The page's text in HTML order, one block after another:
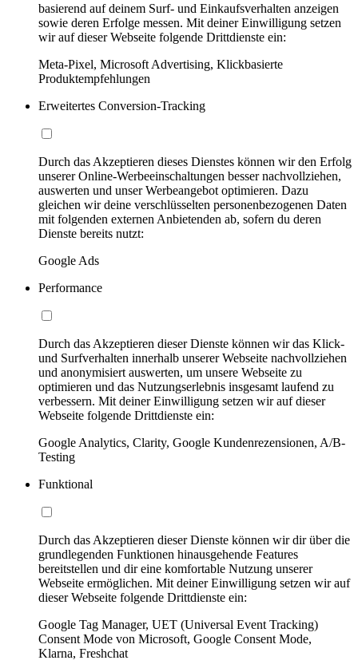
basierend auf deinem Surf- und Einkaufsverhalten anzeigen
sowie deren Erfolge messen. Mit deiner Einwilligung setzen
wir auf dieser Webseite folgende Drittdienste ein:
Meta-Pixel, Microsoft Advertising, Klickbasierte
Produktempfehlungen
Erweitertes Conversion-Tracking
Durch das Akzeptieren dieses Dienstes können wir den Erfolg
unserer Online-Werbeeinschaltungen besser nachvollziehen,
auswerten und unser Werbeangebot optimieren. Dazu
gleichen wir deine verschlüsselten personenbezogenen Daten
mit folgenden externen Anbietenden ab, sofern du deren
Dienste bereits nutzt:
Google Ads
Performance
Durch das Akzeptieren dieser Dienste können wir das Klick-
und Surfverhalten innerhalb unserer Webseite nachvollziehen
und anonymisiert auswerten, um unsere Webseite zu
optimieren und das Nutzungserlebnis insgesamt laufend zu
verbessern. Mit deiner Einwilligung setzen wir auf dieser
Webseite folgende Drittdienste ein:
Google Analytics, Clarity, Google Kundenrezensionen, A/B-
Testing
Funktional
Durch das Akzeptieren dieser Dienste können wir dir über die
grundlegenden Funktionen hinausgehende Features
bereitstellen und dir eine komfortable Nutzung unserer
Webseite ermöglichen. Mit deiner Einwilligung setzen wir auf
dieser Webseite folgende Drittdienste ein:
Google Tag Manager, UET (Universal Event Tracking)
Consent Mode von Microsoft, Google Consent Mode,
Klarna, Freshchat